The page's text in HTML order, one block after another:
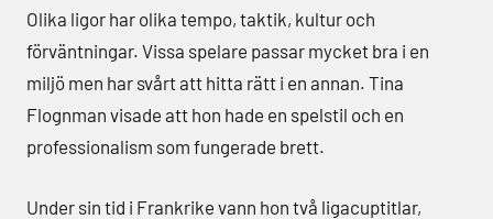
Olika ligor har olika tempo, taktik, kultur och
förväntningar. Vissa spelare passar mycket bra i en
miljö men har svårt att hitta rätt i en annan. Tina
Flognman visade att hon hade en spelstil och en
professionalism som fungerade brett.
Under sin tid i Frankrike vann hon två ligacuptitlar,